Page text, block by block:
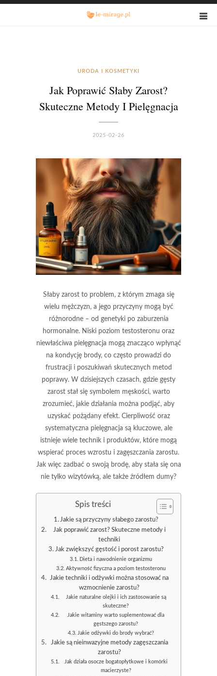
URODA I KOSMETYKI
Jak Poprawić Słaby Zarost?
Skuteczne Metody I Pielęgnacja
2025-02-26
Słaby zarost to problem, z którym zmaga się
wielu mężczyzn, a jego przyczyny mogą być
różnorodne – od genetyki po zaburzenia
hormonalne. Niski poziom testosteronu oraz
niewłaściwa pielęgnacja mogą znacząco wpłynąć
na kondycję brody, co często prowadzi do
frustracji i poszukiwań skutecznych metod
poprawy. W dzisiejszych czasach, gdzie gęsty
zarost stał się symbolem męskości, warto
zrozumieć, jakie działania można podjąć, aby
uzyskać pożądany efekt. Cierpliwość oraz
systematyczna pielęgnacja są kluczowe, ale
istnieje wiele technik i produktów, które mogą
wspierać proces wzrostu i zagęszczania zarostu.
Jak więc zadbać o swoją brodę, aby stała się ona
nie tylko wizytówką, ale także źródłem dumy?
Spis treści
Jakie są przyczyny słabego zarostu?
Jak poprawić zarost? Skuteczne metody i
techniki
Jak zwiększyć gęstość i porost zarostu?
Dieta i nawodnienie organizmu
Aktywność fizyczna a poziom testosteronu
Jakie techniki i odżywki można stosować na
wzmocnienie zarostu?
Jakie naturalne olejki i ich zastosowanie są
skuteczne?
Jakie witaminy warto suplementować dla
gęstszego zarostu?
Jakie odżywki do brody wybrać?
Jakie są nieinwazyjne metody zagęszczania
zarostu?
Jak działa osocze bogatopłytkowe i komórki
macierzyste?